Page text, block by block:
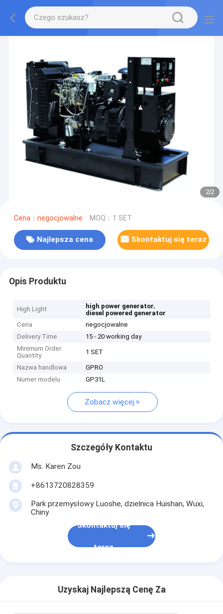
2/2
Cena：negocjowalne MOQ：1 SET
Najlepsza cena Skontaktuj się teraz
Opis Produktu
High Light high power generator,
diesel powered generator
Cena
negocjowalne
Delivery Time
15 - 20 working day
Minimum Order
Quantity
1 SET
Nazwa handlowa
GPRO
Numer modelu
GP31L
Zobacz więcej
Szczegóły Kontaktu
Ms. Karen Zou
+8613720828359
Park przemysłowy Luoshe, dzielnica Huishan, Wuxi,
Chiny
Skontaktuj się
teraz
Uzyskaj Najlepszą Cenę Za